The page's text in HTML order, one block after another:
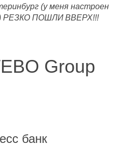
(у меня настроен
РЕЗКО ПОШЛИ ВВЕРХ!!!
Group
банк